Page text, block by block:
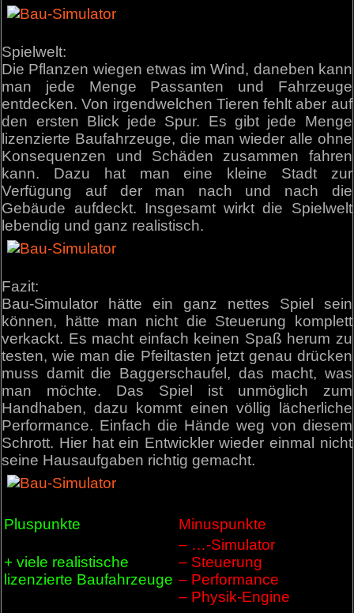
Spielwelt:
Die Pflanzen wiegen etwas im Wind, daneben kann
man jede Menge Passanten und Fahrzeuge
entdecken. Von irgendwelchen Tieren fehlt aber auf
den ersten Blick jede Spur. Es gibt jede Menge
lizenzierte Baufahrzeuge, die man wieder alle ohne
Konsequenzen und Schäden zusammen fahren
kann. Dazu hat man eine kleine Stadt zur
Verfügung auf der man nach und nach die
Gebäude aufdeckt. Insgesamt wirkt die Spielwelt
lebendig und ganz realistisch.
Fazit:
Bau-Simulator hätte ein ganz nettes Spiel sein
können, hätte man nicht die Steuerung komplett
verkackt. Es macht einfach keinen Spaß herum zu
testen, wie man die Pfeiltasten jetzt genau drücken
muss damit die Baggerschaufel, das macht, was
man möchte. Das Spiel ist unmöglich zum
Handhaben, dazu kommt einen völlig lächerliche
Performance. Einfach die Hände weg von diesem
Schrott. Hier hat ein Entwickler wieder einmal nicht
seine Hausaufgaben richtig gemacht.
Pluspunkte Minuspunkte
+ viele realistische
lizenzierte Baufahrzeuge
– …-Simulator
– Steuerung
– Performance
– Physik-Engine